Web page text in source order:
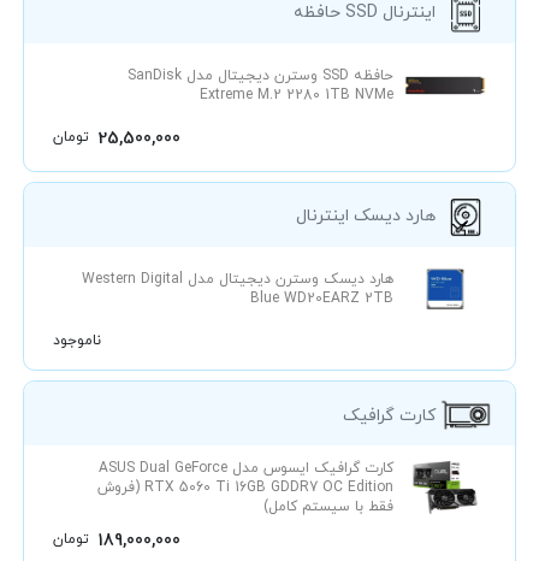
حافظه SSD اینترنال
25,500,000 تومان
حافظه SSD وسترن دیجیتال مدل SanDisk
Extreme M.2 2280 1TB NVMe
هارد دیسک اینترنال
ناموجود
هارد دیسک وسترن دیجیتال مدل Western Digital
Blue WD20EARZ 2TB
کارت گرافیک
189,000,000 تومان
کارت گرافیک ایسوس مدل ASUS Dual GeForce
RTX 5060 Ti 16GB GDDR7 OC Edition (فروش
فقط با سیستم کامل)